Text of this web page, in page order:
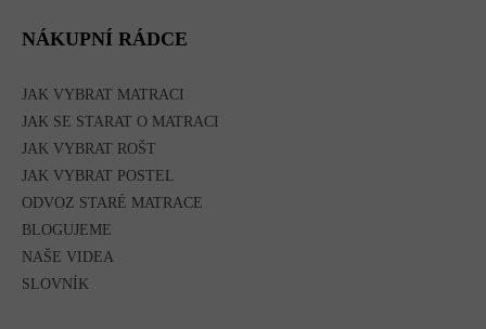
NÁKUPNÍ RÁDCE
JAK VYBRAT MATRACI
JAK SE STARAT O MATRACI
JAK VYBRAT ROŠT
JAK VYBRAT POSTEL
ODVOZ STARÉ MATRACE
BLOGUJEME
NAŠE VIDEA
SLOVNÍK